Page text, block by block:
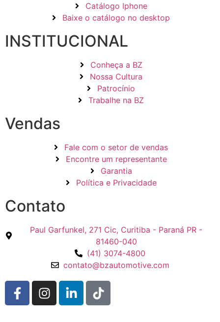
Catálogo Iphone
Baixe o catálogo no desktop
INSTITUCIONAL
Conheça a BZ
Nossa Cultura
Patrocínio
Trabalhe na BZ
Vendas
Fale com o setor de vendas
Encontre um representante
Garantia
Política e Privacidade
Contato
Paul Garfunkel, 271 Cic, Curitiba - Paraná PR -
81460-040
(41) 3074-4800
contato@bzautomotive.com